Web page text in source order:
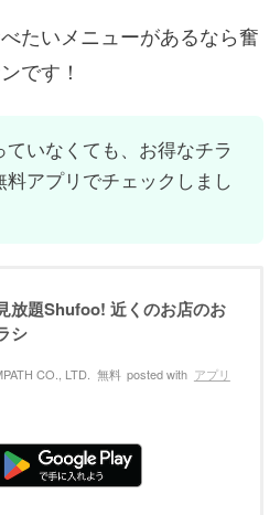
たいメニューがあるなら奮
です！
ていなくても、お得なチラ
料アプリでチェックしまし
放題Shufoo! 近くのお店のお
シ
CO., LTD. 無料 posted with アプリ